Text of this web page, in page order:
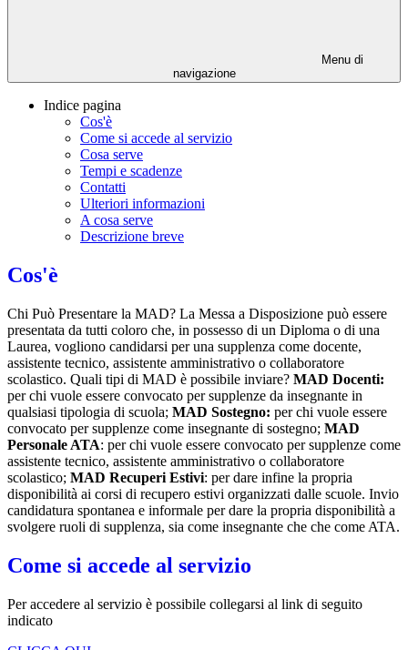
Menu di
navigazione
Indice pagina
Cos'è
Come si accede al servizio
Cosa serve
Tempi e scadenze
Contatti
Ulteriori informazioni
A cosa serve
Descrizione breve
Cos'è
Chi Può Presentare la MAD? La Messa a Disposizione può essere
presentata da tutti coloro che, in possesso di un Diploma o di una
Laurea, vogliono candidarsi per una supplenza come docente,
assistente tecnico, assistente amministrativo o collaboratore
scolastico. Quali tipi di MAD è possibile inviare? MAD Docenti:
per chi vuole essere convocato per supplenze da insegnante in
qualsiasi tipologia di scuola; MAD Sostegno: per chi vuole essere
convocato per supplenze come insegnante di sostegno; MAD
Personale ATA: per chi vuole essere convocato per supplenze come
assistente tecnico, assistente amministrativo o collaboratore
scolastico; MAD Recuperi Estivi: per dare infine la propria
disponibilità ai corsi di recupero estivi organizzati dalle scuole. Invio
candidatura spontanea e informale per dare la propria disponibilità a
svolgere ruoli di supplenza, sia come insegnante che che come ATA.
Come si accede al servizio
Per accedere al servizio è possibile collegarsi al link di seguito
indicato